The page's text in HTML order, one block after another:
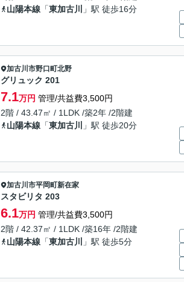
山陽本線 「東加古川 」駅 徒歩16分
加古川市野口町北野
グリュック 201
7.1万円 管理/共益費3,500円
2階 / 43.47㎡ / 1LDK /築2年 /2階建
山陽本線 「東加古川 」駅 徒歩20分
加古川市平岡町新在家
スタビリタ 203
6.1万円 管理/共益費3,500円
2階 / 42.37㎡ / 1LDK /築16年 /2階建
山陽本線 「東加古川 」駅 徒歩5分